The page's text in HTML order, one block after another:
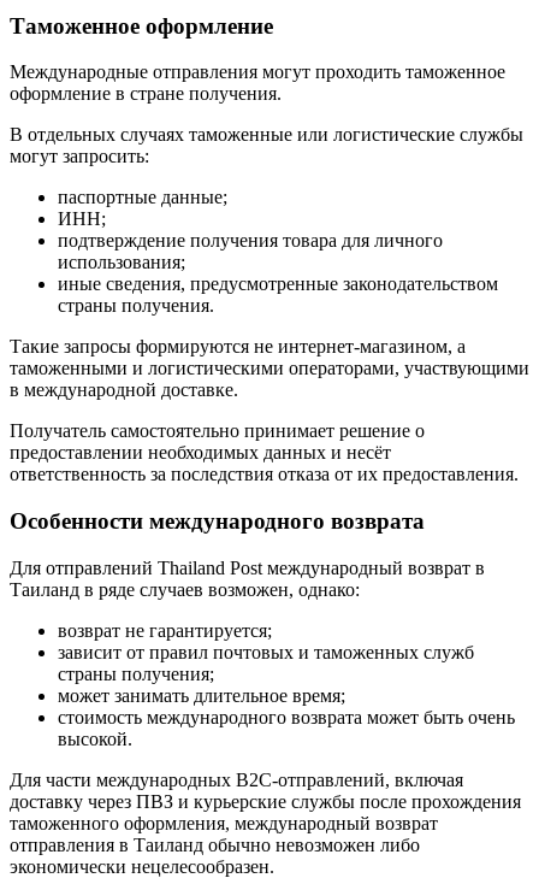
Таможенное оформление
Международные отправления могут проходить таможенное
оформление в стране получения.
В отдельных случаях таможенные или логистические службы
могут запросить:
паспортные данные;
ИНН;
подтверждение получения товара для личного
использования;
иные сведения, предусмотренные законодательством
страны получения.
Такие запросы формируются не интернет-магазином, а
таможенными и логистическими операторами, участвующими
в международной доставке.
Получатель самостоятельно принимает решение о
предоставлении необходимых данных и несёт
ответственность за последствия отказа от их предоставления.
Особенности международного возврата
Для отправлений Thailand Post международный возврат в
Таиланд в ряде случаев возможен, однако:
возврат не гарантируется;
зависит от правил почтовых и таможенных служб
страны получения;
может занимать длительное время;
стоимость международного возврата может быть очень
высокой.
Для части международных B2C-отправлений, включая
доставку через ПВЗ и курьерские службы после прохождения
таможенного оформления, международный возврат
отправления в Таиланд обычно невозможен либо
экономически нецелесообразен.